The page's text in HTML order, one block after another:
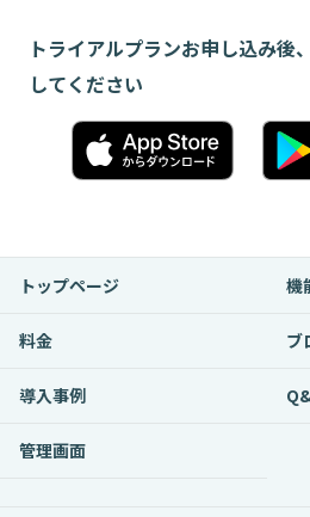
トライアルプランお申し込み後
してください
トップページ 機
料金 ブ
導入事例
管理画面